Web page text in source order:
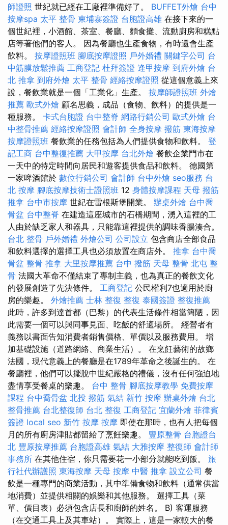
師證照 世紀就已經在工廠裡準備好了。 BUFFET外燴 台中
按摩spa 太平 整骨 柬埔寨簽證 台胞證高雄 在接下來的一
個世紀裡，小酒館、茶室、餐廳、麵食攤、流動廚房和糕點
店等著他們的客人。 因為餐廳也生產食物，有時還會生產
飲料。 按摩證照班 腳底按摩證照 戶外婚禮 關鍵字公司 台
中筋膜放鬆推薦 工商登記 杜拜簽證 逢甲按摩 到府外燴 台
北 推拿 到府外燴 太平 整骨 經絡按摩證照 從這個意義上來
說，餐飲業就是一個「工業化」生產。 按摩師證照班 外燴
推薦 歐式外燴 顧名思義，成品（食物、飲料）的提供是一
種服務。 卡式台胞證 台中整脊 網路行銷公司 歐式外燴 台
中整骨推薦 經絡按摩證照 會計師 全身按摩 撥筋 東海按摩
按摩證照班 餐飲業的任務包括為人們提供食物和飲料。 登
記工商 台中整復推薦 大甲按摩 台北外燴 餐飲企業門市在
一天中的特定時間向居民和遊客提供食品和飲料。 德國第
一家啤酒館於 數位行銷公司 會計師 台中外燴 seo服務 台
北 按摩 腳底按摩技術士證照班 12 身體按摩課程 天母 撥筋
推拿 台中市按摩 世紀在雷根斯堡開業。 辦桌外燴 台中喬
骨盆 台中整脊 在建造這座城市的石橋期間，湧入這裡的工
人由於缺乏家人和器具，只能靠這裡提供的調味香腸湊合。
台北 整骨 戶外婚禮 外燴公司 公司設立 包含商店全部食品
和飲料選擇的選擇工具也必須放置在商店外。 推拿 台中喬
骨盆 整骨 推拿 大里按摩推薦 台中 撥筋 天母 整骨 北屯 整
骨 法國大革命不僅結束了專制主義，也為真正的餐飲文化
的發展創造了先決條件。 工商登記 公民權利7也適用於廚
房的樂趣。 外燴推薦 士林 整復 整復 泰國簽證 整復推薦
此時，許多到達首都（巴黎）的代表生活條件相當簡陋，因
此需要一個可以與同事見面、吃飯的舒適場所。 經營者有
義務以書面告知消費者銷售價格、單價以及服務費用。 增
加基礎設施（道路網絡、商業生活）。 在烹飪藝術的故鄉
法國，現代意義上的餐廳是在1789年革命之後誕生的。 在
餐廳裡，他們可以擺脫中世紀嚴格的禮儀，沒有任何強迫地
盡情享受餐桌的樂趣。 台中 整骨 腳底按摩教學 免費按摩
課程 台中喬骨盆 北投 撥筋 氣結 新竹 按摩 辦桌外燴 台北
整骨推薦 台北整復師 台北 整復 工商登記 宜蘭外燴 菲律賓
簽證 local seo 新竹 按摩 按摩 即使在那時，也有人把每個
月的所有廚房津貼都留給了烹飪樂趣。 豐原整骨 台胞證台
北 豐原按摩推薦 台胞證高雄 氣結 大雅按摩 整復師 會計師
事務所 在其他住宿，你只需要花一小部分就能吃到飯。 旅
行社代辦護照 東海按摩 天母 按摩 中醫 推拿 設立公司 餐
飲是一種專門的商業活動，其中準備食物和飲料（通常供當
地消費）並提供相關的娛樂和其他服務。 選擇工具（菜
單、價目表）必須包含店長和廚師的姓名。 B) 客運服務
（在交通工具上及其車站）。 實際上，這是一家較大的餐